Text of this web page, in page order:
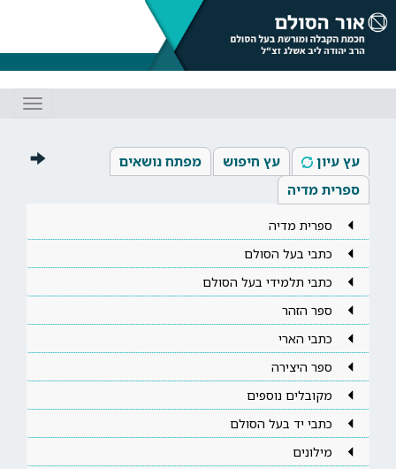
עץ עיון עץ חיפוש
מפתח נושאים
ספרית מדיה
ספרית מדיה
כתבי בעל הסולם
כתבי תלמידי בעל הסולם
ספר הזהר
כתבי הארי
ספר היצירה
מקובלים נוספים
כתבי יד בעל הסולם
מילונים